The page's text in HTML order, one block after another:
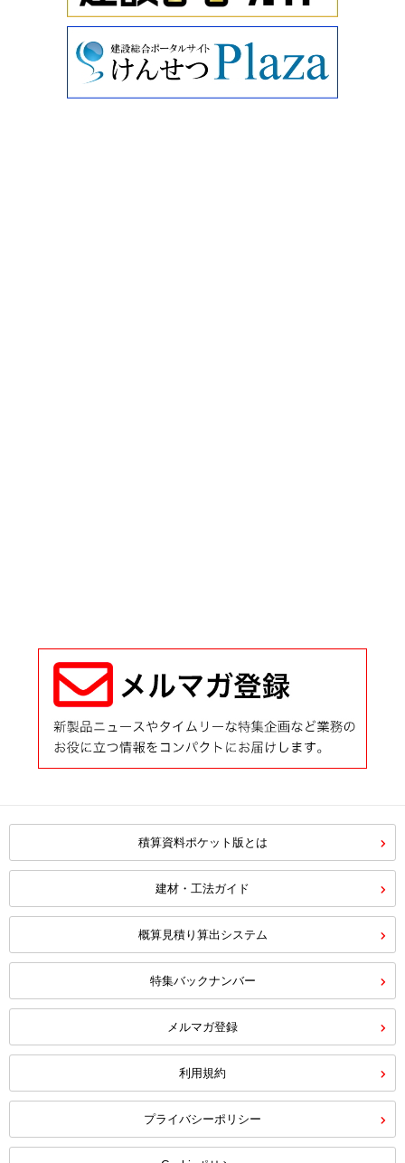
積算資料ポケット版とは
建材・工法ガイド
概算見積り算出システム
特集バックナンバー
メルマガ登録
利用規約
プライバシーポリシー